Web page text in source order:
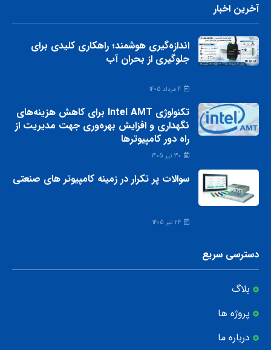
آخرین اخبار
اندازه‌گیری هوشمند؛ راهکاری کلیدی برای
جلوگیری از بحران آب
4 مرداد 1405
تکنولوژی Intel AMT برای کاهش هزینه‌های
نگهداری و افزایش بهره‌وری جهت مدیریت از
راه دور کامپیوترها
30 تیر 1405
سوالات پر تکرار در زمینه کامپیوتر های صنعتی
24 تیر 1405
دسترسی سریع
بلاگ
پروژه ها
درباره ما